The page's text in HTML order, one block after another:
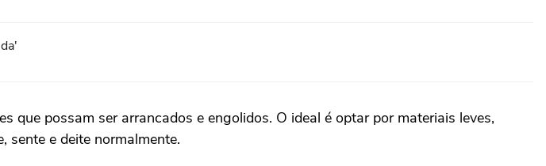
que possam ser arrancados e engolidos. O ideal é optar por materiais leves,
sente e deite normalmente.